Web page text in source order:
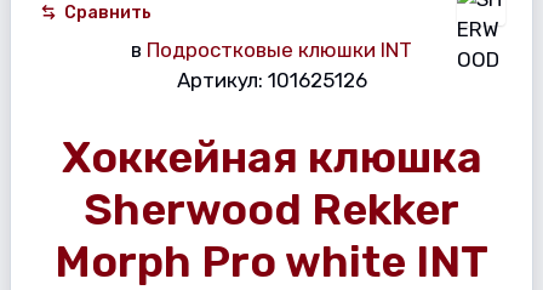
Сравнить
в Подростковые клюшки INT
Артикул: 101625126
Хоккейная клюшка
Sherwood Rekker
Morph Pro white INT